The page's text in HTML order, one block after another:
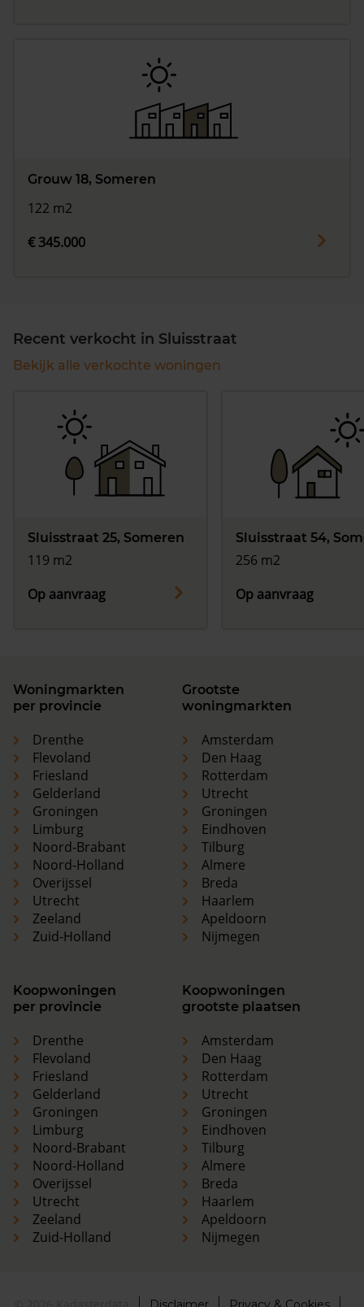
Grouw 18, Someren
122 m2
€ 345.000
Recent verkocht in Sluisstraat
Bekijk alle verkochte woningen
Sluisstraat 25, Someren
119 m2
Op aanvraag
Sluisstraat 54,
256 m2
Op aanvraag
Woningmarkten
per provincie
Drenthe
Flevoland
Friesland
Gelderland
Groningen
Limburg
Noord-Brabant
Noord-Holland
Overijssel
Utrecht
Zeeland
Zuid-Holland
Grootste
woningmarkten
Amsterdam
Den Haag
Rotterdam
Utrecht
Groningen
Eindhoven
Tilburg
Almere
Breda
Haarlem
Apeldoorn
Nijmegen
Koopwoningen
per provincie
Drenthe
Flevoland
Friesland
Gelderland
Groningen
Limburg
Noord-Brabant
Noord-Holland
Overijssel
Utrecht
Zeeland
Zuid-Holland
Koopwoningen
grootste plaatsen
Amsterdam
Den Haag
Rotterdam
Utrecht
Groningen
Eindhoven
Tilburg
Almere
Breda
Haarlem
Apeldoorn
Nijmegen